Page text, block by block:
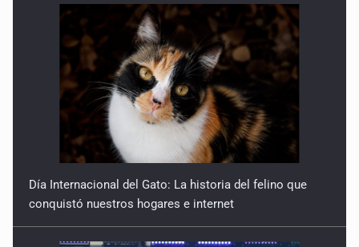
Día Internacional del Gato: La historia del felino que
conquistó nuestros hogares e internet